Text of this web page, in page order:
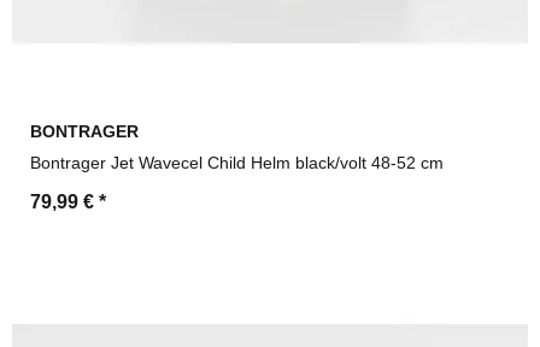
BONTRAGER
Bontrager Jet Wavecel Child Helm black/volt 48-52 cm
79,99 € *